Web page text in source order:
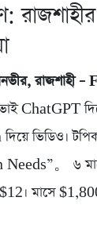
ChatGPT
ভিডিও।
。 ৬
মাসে